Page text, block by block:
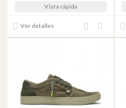
Vista rápida
Ver detalles
Añadir
Añadir
al